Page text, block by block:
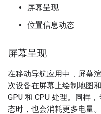
屏幕呈现
位置信息动态
屏幕呈现
在移动导航应用中，屏幕
次设备在屏幕上绘制地图
GPU 和 CPU 处理。同样
态时，也会消耗更多电量。